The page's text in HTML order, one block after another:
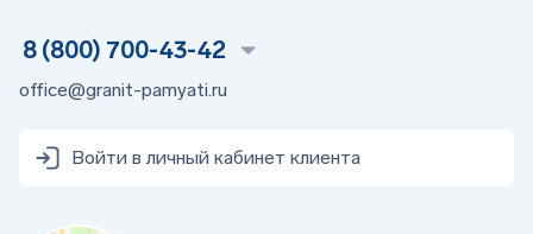
8 (800) 700-43-42
office@granit-pamyati.ru
Войти в личный кабинет клиента